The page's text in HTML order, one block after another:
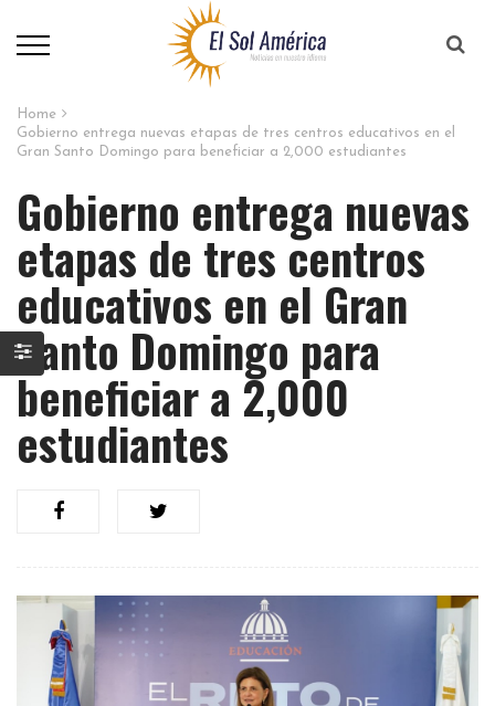
Home
Gobierno entrega nuevas etapas de tres centros educativos en el
Gran Santo Domingo para beneficiar a 2,000 estudiantes
Gobierno entrega nuevas
etapas de tres centros
educativos en el Gran
Santo Domingo para
beneficiar a 2,000
estudiantes